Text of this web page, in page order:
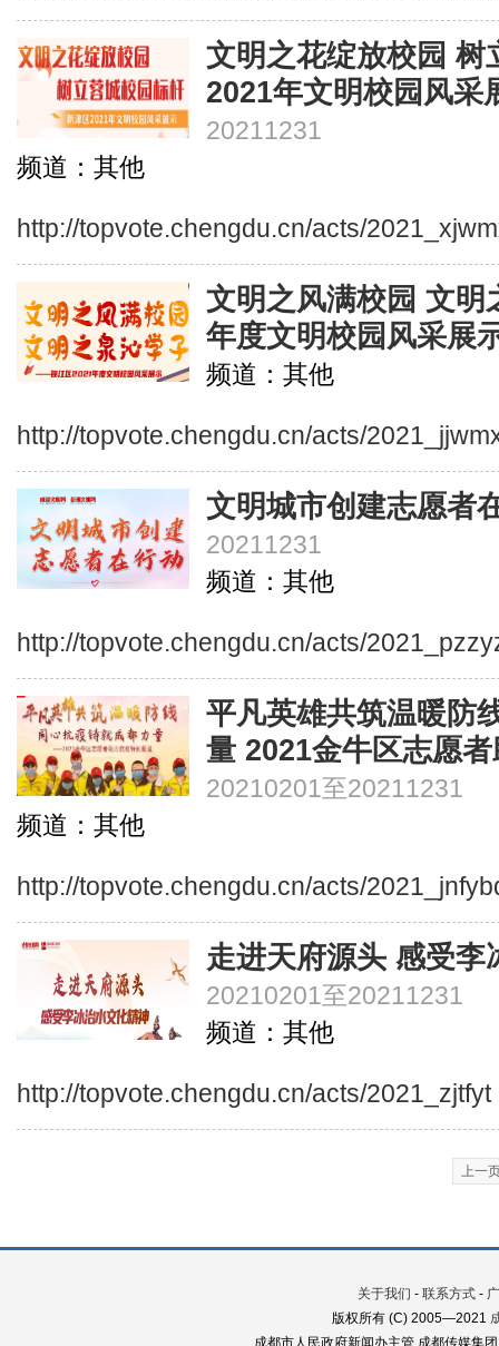
文明之花绽放校园 树
2021年文明校园风采
20211231
频道：其他
http://topvote.chengdu.cn/acts/
文明之风满校园 文明
年度文明校园风采展
频道：其他
http://topvote.chengdu.cn/acts/
文明城市创建志愿者
20211231
频道：其他
http://topvote.chengdu.cn/acts/
平凡英雄共筑温暖防
量 2021金牛区志愿
20210201至20211231
频道：其他
http://topvote.chengdu.cn/acts/
走进天府源头 感受李
20210201至20211231
频道：其他
http://topvote.chengdu.cn/acts/2021_zjtfyt
上一
关于我们 - 联系方式 -
版权所有 (C) 2005—2021
成都市人民政府新闻办主管 成都传媒集